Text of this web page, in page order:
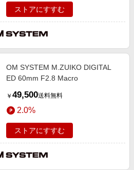
ストアにすすむ
OM SYSTEM M.ZUIKO DIGITAL
ED 60mm F2.8 Macro
￥ 49,500送料無料
2.0%
ストアにすすむ